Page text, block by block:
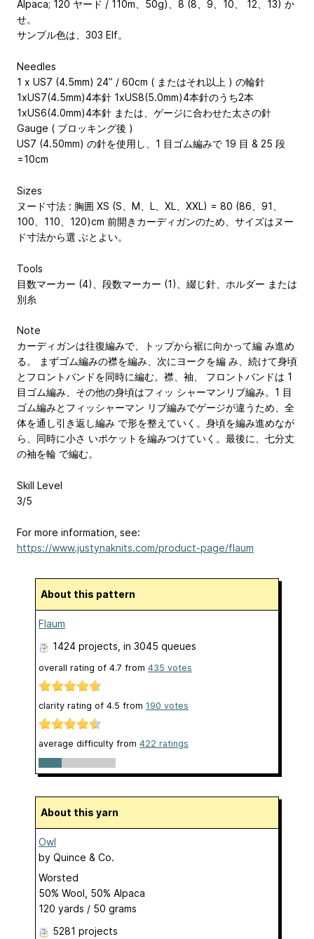
Alpaca; 120 ヤード / 110m、50g)、8 (8、9、10、 12、13) か
せ。
サンプル色は、303 Elf。
Needles
1 x US7 (4.5mm) 24” / 60cm ( またはそれ以上 ) の輪針
1xUS7(4.5mm)4本針 1xUS8(5.0mm)4本針のうち2本
1xUS6(4.0mm)4本針 または、ゲージに合わせた太さの針
Gauge ( ブロッキング後 )
US7 (4.50mm) の針を使用し、1 目ゴム編みで 19 目 & 25 段
=10cm
Sizes
ヌード寸法 : 胸囲 XS (S、M、L、XL、XXL) = 80 (86、91、
100、110、120)cm 前開きカーディガンのため、サイズはヌー
ド寸法から選 ぶとよい。
Tools
目数マーカー (4)、段数マーカー (1)、綴じ針、ホルダー または
別糸
Note
カーディガンは往復編みで、トップから裾に向かって編 み進め
る。 まずゴム編みの襟を編み、次にヨークを編 み、続けて身頃
とフロントバンドを同時に編む。襟、袖、 フロントバンドは 1
目ゴム編み、その他の身頃はフィッ シャーマンリブ編み。1 目
ゴム編みとフィッシャーマン リブ編みでゲージが違うため、全
体を通し引き返し編み で形を整えていく。身頃を編み進めなが
ら、同時に小さ いポケットを編みつけていく。最後に、七分丈
の袖を輪 で編む。
Skill Level
3/5
For more information, see:
https://www.justynaknits.com/product-page/flaum
About this pattern
Flaum
1424 projects , in 3045 queues
overall rating of 4.7 from 435 votes
clarity rating of 4.5 from 190 votes
average difficulty from 422 ratings
About this yarn
Owl
by Quince & Co.
Worsted
50% Wool, 50% Alpaca
120 yards / 50 grams
5281 projects